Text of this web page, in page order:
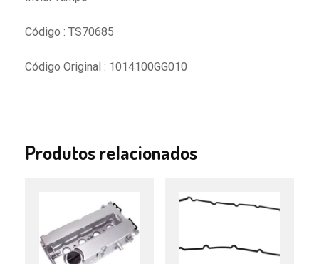
Código : TS70685
Código Original : 1014100GG010
Produtos relacionados